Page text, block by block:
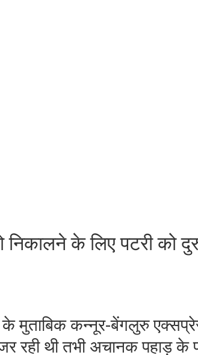
निकालने के लिए पटरी को
के मुताबिक कन्नूर-बेंगलुरु
रही थी तभी अचानक पहाड़ के